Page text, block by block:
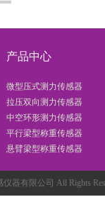
产品中心
微型压式测力传感器
拉压双向测力传感器
中空环形测力传感器
平行梁型称重传感器
悬臂梁型称重传感器
仪器有限公司 All Rights